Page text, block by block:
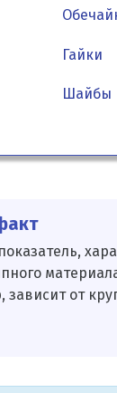
Гайки
Шайбы
зависит от